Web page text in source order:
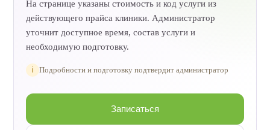
На странице указаны стоимость и код услуги из
действующего прайса клиники. Администратор
уточнит доступное время, состав услуги и
необходимую подготовку.
i Подробности и подготовку подтвердит администратор
Записаться